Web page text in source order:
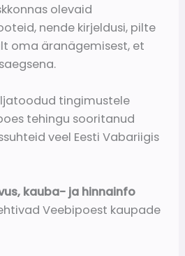
olevaid
nende kirjeldusi, pilte
oma äranägemisest, et
tingimustele
tehingu sooritanud
veel Eesti Vabariigis
kauba- ja hinnainfo
Veebipoest kaupade